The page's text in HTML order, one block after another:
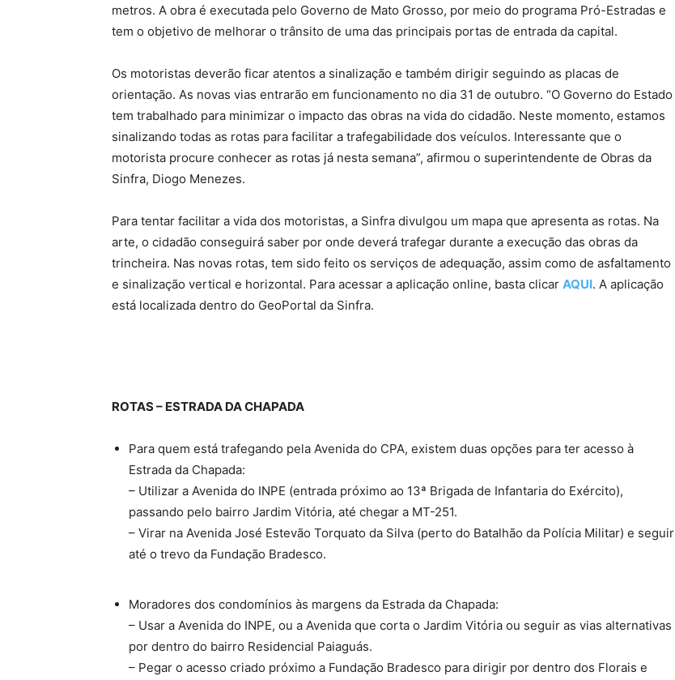
metros. A obra é executada pelo Governo de Mato Grosso, por meio do programa Pró-Estradas e
tem o objetivo de melhorar o trânsito de uma das principais portas de entrada da capital.
Os motoristas deverão ficar atentos a sinalização e também dirigir seguindo as placas de
orientação. As novas vias entrarão em funcionamento no dia 31 de outubro. “O Governo do Estado
tem trabalhado para minimizar o impacto das obras na vida do cidadão. Neste momento, estamos
sinalizando todas as rotas para facilitar a trafegabilidade dos veículos. Interessante que o
motorista procure conhecer as rotas já nesta semana”, afirmou o superintendente de Obras da
Sinfra, Diogo Menezes.
Para tentar facilitar a vida dos motoristas, a Sinfra divulgou um mapa que apresenta as rotas. Na
arte, o cidadão conseguirá saber por onde deverá trafegar durante a execução das obras da
trincheira. Nas novas rotas, tem sido feito os serviços de adequação, assim como de asfaltamento
e sinalização vertical e horizontal. Para acessar a aplicação online, basta clicar AQUI. A aplicação
está localizada dentro do GeoPortal da Sinfra.
ROTAS – ESTRADA DA CHAPADA
Para quem está trafegando pela Avenida do CPA, existem duas opções para ter acesso à
Estrada da Chapada:
– Utilizar a Avenida do INPE (entrada próximo ao 13ª Brigada de Infantaria do Exército),
passando pelo bairro Jardim Vitória, até chegar a MT-251.
– Virar na Avenida José Estevão Torquato da Silva (perto do Batalhão da Polícia Militar) e seguir
até o trevo da Fundação Bradesco.
Moradores dos condomínios às margens da Estrada da Chapada:
– Usar a Avenida do INPE, ou a Avenida que corta o Jardim Vitória ou seguir as vias alternativas
por dentro do bairro Residencial Paiaguás.
– Pegar o acesso criado próximo a Fundação Bradesco para dirigir por dentro dos Florais e